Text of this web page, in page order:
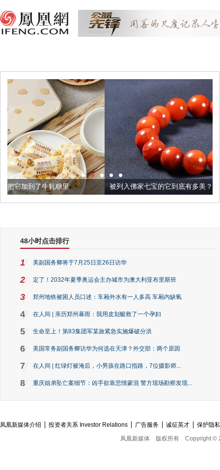
被列入佛家七宝的它到底有多美？
48小时点击排行
1 美副国务卿将于7月25日至26日访华
2 定了！2032年夏季奥运会主办城市为澳大利亚布里斯班
3 郑州地铁被困人员口述：车厢外水有一人多高 车厢内缺氧
4 在人间 | 亲历郑州暴雨：我用皮划艇救了一个孕妇
5 生命至上！第83集团军某旅紧急实施爆破分洪
6 美国常务副国务卿访华为何选在天津？外交部：两个原因
7 在人间 | 红绿灯被淹后，小男孩在路口指路，7位摄影师...
8 重庆姐弟坠亡案细节：凶手欲靠悲情蒙混 警方现场勘察发现...
凤凰新媒体介绍 投资者关系 Investor Relations 广告服务 诚征英才
保护隐
凤凰新媒体
版权所有 Copyright ©